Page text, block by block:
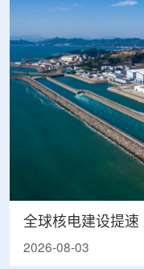
全球核电建设提速
2026-08-03